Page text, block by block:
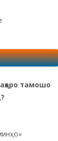
тамошо